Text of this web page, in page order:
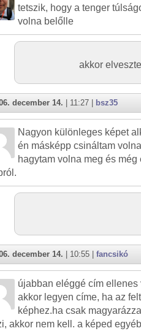
tetszik, hogy a tenger
volna belőlle
akkor
december 14. | 11:27 | bsz35
Nagyon különleges képet
én másképp csináltam
hagytam volna meg és
december 14. | 10:55 | fancsikó
újabban eléggé cím ellenes
akkor legyen címe, ha az
képhez.ha csak
akkor nem kell. a képed